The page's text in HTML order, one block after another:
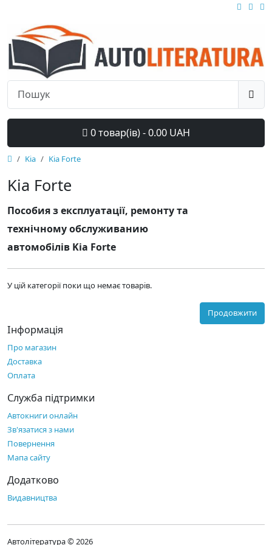
0 товар(ів) - 0.00 UAH
Kia Kia Forte
Kia Forte
Пособия з експлуатації, ремонту та
технічному обслуживанию
автомобілів Kia Forte
У цій категорії поки що немає товарів.
Продовжити
Інформація
Про магазин
Доставка
Оплата
Служба підтримки
Автокниги онлайн
Зв'язатися з нами
Повернення
Мапа сайту
Додатково
Видавництва
Автолітература © 2026